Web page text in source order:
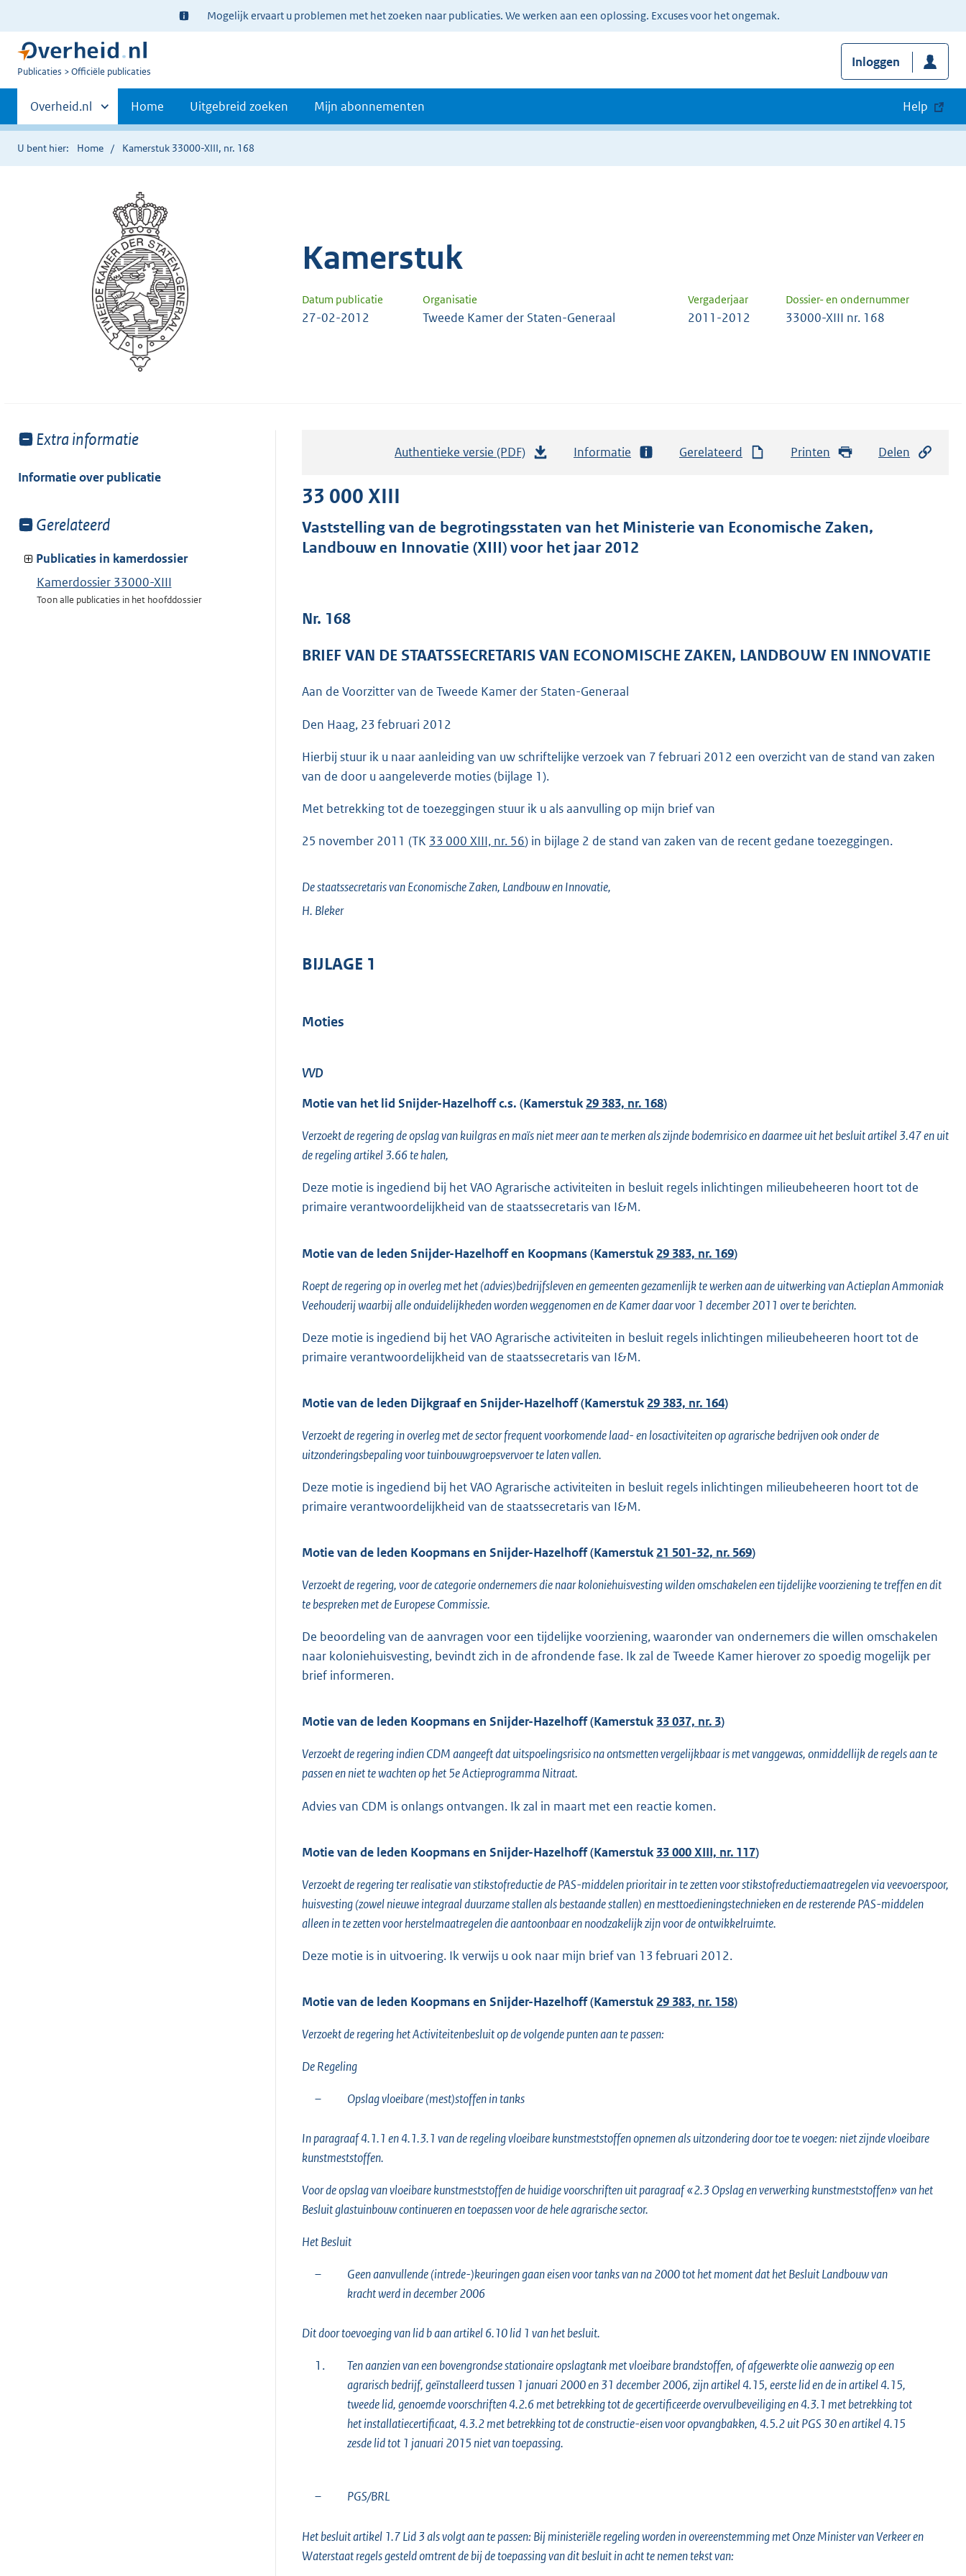
Ter
informatie:
Mogelijk ervaart u problemen met het zoeken naar publicaties. We werken aan een oplossing. Excuses voor het ongemak.
U
Publicaties Officiële publicaties
Inloggen
Primaire
navigatie
Andere
sites
binnen
Overheid.nl Home Uitgebreid zoeken Mijn abonnementen Help
U bent hier: Home Kamerstuk 33000-XIII, nr. 168
Kamerstuk
Datum publicatie Organisatie Vergaderjaar Dossier- en ondernummer
27-02-2012 Tweede Kamer der Staten-Generaal 2011-2012 33000-XIII nr. 168
Toon
van:
Extra informatie
Informatie over publicatie
Toon
van:
Gerelateerd
Publicaties in kamerdossier
Kamerdossier 33000-XIII
Toon alle publicaties in het hoofddossier
Authentieke versie (PDF)
a
n
o
o
t
9
4
K
Informatie Gerelateerd Printen Delen
33 000 XIII
Vaststelling van de begrotingsstaten van het Ministerie van Economische Zaken,
Landbouw en Innovatie (XIII) voor het jaar 2012
Nr. 168
BRIEF VAN DE STAATSSECRETARIS VAN ECONOMISCHE ZAKEN, LANDBOUW EN INNOVATIE
Aan de Voorzitter van de Tweede Kamer der Staten-Generaal
Den Haag, 23 februari 2012
Hierbij stuur ik u naar aanleiding van uw schriftelijke verzoek van 7 februari 2012 een overzicht van de stand van zaken
van de door u aangeleverde moties (bijlage 1).
Met betrekking tot de toezeggingen stuur ik u als aanvulling op mijn brief van
25 november 2011 (TK 33 000 XIII, nr. 56) in bijlage 2 de stand van zaken van de recent gedane toezeggingen.
De staatssecretaris van Economische Zaken, Landbouw en Innovatie,
H. Bleker
BIJLAGE 1
Moties
VVD
Motie van het lid Snijder-Hazelhoff c.s. (Kamerstuk 29 383, nr. 168)
Verzoekt de regering de opslag van kuilgras en maïs niet meer aan te merken als zijnde bodemrisico en daarmee uit het besluit artikel 3.47 en uit
de regeling artikel 3.66 te halen,
Deze motie is ingediend bij het VAO Agrarische activiteiten in besluit regels inlichtingen milieubeheeren hoort tot de
primaire verantwoordelijkheid van de staatssecretaris van I&M.
Motie van de leden Snijder-Hazelhoff en Koopmans (Kamerstuk 29 383, nr. 169)
Roept de regering op in overleg met het (advies)bedrijfsleven en gemeenten gezamenlijk te werken aan de uitwerking van Actieplan Ammoniak
Veehouderij waarbij alle onduidelijkheden worden weggenomen en de Kamer daar voor 1 december 2011 over te berichten.
Deze motie is ingediend bij het VAO Agrarische activiteiten in besluit regels inlichtingen milieubeheeren hoort tot de
primaire verantwoordelijkheid van de staatssecretaris van I&M.
Motie van de leden Dijkgraaf en Snijder-Hazelhoff (Kamerstuk 29 383, nr. 164)
Verzoekt de regering in overleg met de sector frequent voorkomende laad- en losactiviteiten op agrarische bedrijven ook onder de
uitzonderingsbepaling voor tuinbouwgroepsvervoer te laten vallen.
Deze motie is ingediend bij het VAO Agrarische activiteiten in besluit regels inlichtingen milieubeheeren hoort tot de
primaire verantwoordelijkheid van de staatssecretaris van I&M.
Motie van de leden Koopmans en Snijder-Hazelhoff (Kamerstuk 21 501-32, nr. 569)
Verzoekt de regering, voor de categorie ondernemers die naar koloniehuisvesting wilden omschakelen een tijdelijke voorziening te treffen en dit
te bespreken met de Europese Commissie.
De beoordeling van de aanvragen voor een tijdelijke voorziening, waaronder van ondernemers die willen omschakelen
naar koloniehuisvesting, bevindt zich in de afrondende fase. Ik zal de Tweede Kamer hierover zo spoedig mogelijk per
brief informeren.
Motie van de leden Koopmans en Snijder-Hazelhoff (Kamerstuk 33 037, nr. 3)
Verzoekt de regering indien CDM aangeeft dat uitspoelingsrisico na ontsmetten vergelijkbaar is met vanggewas, onmiddellijk de regels aan te
passen en niet te wachten op het 5e Actieprogramma Nitraat.
Advies van CDM is onlangs ontvangen. Ik zal in maart met een reactie komen.
Motie van de leden Koopmans en Snijder-Hazelhoff (Kamerstuk 33 000 XIII, nr. 117)
Verzoekt de regering ter realisatie van stikstofreductie de PAS-middelen prioritair in te zetten voor stikstofreductiemaatregelen via veevoerspoor,
huisvesting (zowel nieuwe integraal duurzame stallen als bestaande stallen) en mesttoedieningstechnieken en de resterende PAS-middelen
alleen in te zetten voor herstelmaatregelen die aantoonbaar en noodzakelijk zijn voor de ontwikkelruimte.
Deze motie is in uitvoering. Ik verwijs u ook naar mijn brief van 13 februari 2012.
Motie van de leden Koopmans en Snijder-Hazelhoff (Kamerstuk 29 383, nr. 158)
Verzoekt de regering het Activiteitenbesluit op de volgende punten aan te passen:
De Regeling
– Opslag vloeibare (mest)stoffen in tanks
In paragraaf 4.1.1 en 4.1.3.1 van de regeling vloeibare kunstmeststoffen opnemen als uitzondering door toe te voegen: niet zijnde vloeibare
kunstmeststoffen.
Voor de opslag van vloeibare kunstmeststoffen de huidige voorschriften uit paragraaf «2.3 Opslag en verwerking kunstmeststoffen» van het
Besluit glastuinbouw continueren en toepassen voor de hele agrarische sector.
Het Besluit
–
Geen aanvullende (intrede-)keuringen gaan eisen voor tanks van na 2000 tot het moment dat het Besluit Landbouw van
kracht werd in december 2006
Dit door toevoeging van lid b aan artikel 6.10 lid 1 van het besluit.
1.
Ten aanzien van een bovengrondse stationaire opslagtank met vloeibare brandstoffen, of afgewerkte olie aanwezig op een
agrarisch bedrijf, geïnstalleerd tussen 1 januari 2000 en 31 december 2006, zijn artikel 4.15, eerste lid en de in artikel 4.15,
tweede lid, genoemde voorschriften 4.2.6 met betrekking tot de gecertificeerde overvulbeveiliging en 4.3.1 met betrekking tot
het installatiecertificaat, 4.3.2 met betrekking tot de constructie-eisen voor opvangbakken, 4.5.2 uit PGS 30 en artikel 4.15
zesde lid tot 1 januari 2015 niet van toepassing.
– PGS/BRL
Het besluit artikel 1.7 Lid 3 als volgt aan te passen: Bij ministeriële regeling worden in overeenstemming met Onze Minister van Verkeer en
Waterstaat regels gesteld omtrent de bij de toepassing van dit besluit in acht te nemen tekst van: